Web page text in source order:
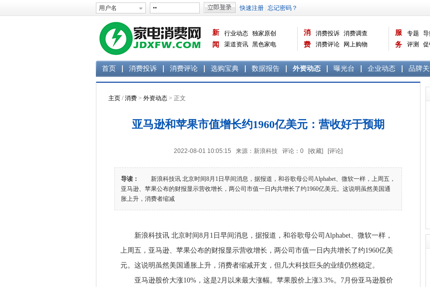
新
闻
行业动态 独家原创
渠道资讯 黑色家电
消
费
消费投诉 消费调查
消费评论
网上购物
曝光台
品牌关注
服
务
专题 导
评测
首页 消费投诉 消费评论 选购宝典 数据报告 外资动态 曝光台 企业动态 品牌
主页 /消费 > 外资动态 > 正文
亚马逊和苹果市值增长约1960亿美元：营收好于预期
2022-08-01 10:05:15 来源：新浪科技 评论： 0 [收藏] [评论]
导读：
新浪科技讯 北京时间8月1日早间消息，据报道，和谷歌母公司Alphabet、微软一样，上周五，
亚马逊、苹果公布的财报显示营收增长，两公司市值一日内共增长了约1960亿美元。这说明虽然美国通
胀上升，消费者缩减
新浪科技讯 北京时间8月1日早间消息，据报道，和谷歌母公司Alphabet、微软一样，
上周五，亚马逊、苹果公布的财报显示营收增长，两公司市值一日内共增长了约1960亿美
元。这说明虽然美国通胀上升，消费者缩减开支，但几大科技巨头的业绩仍然稳定。
亚马逊股价大涨10%，这是2月以来最大涨幅。苹果股价上涨3.3%。7月份亚马逊股价